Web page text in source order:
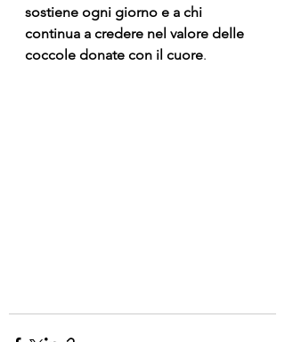
sostiene ogni giorno e a chi
continua a credere nel valore delle
coccole donate con il cuore.